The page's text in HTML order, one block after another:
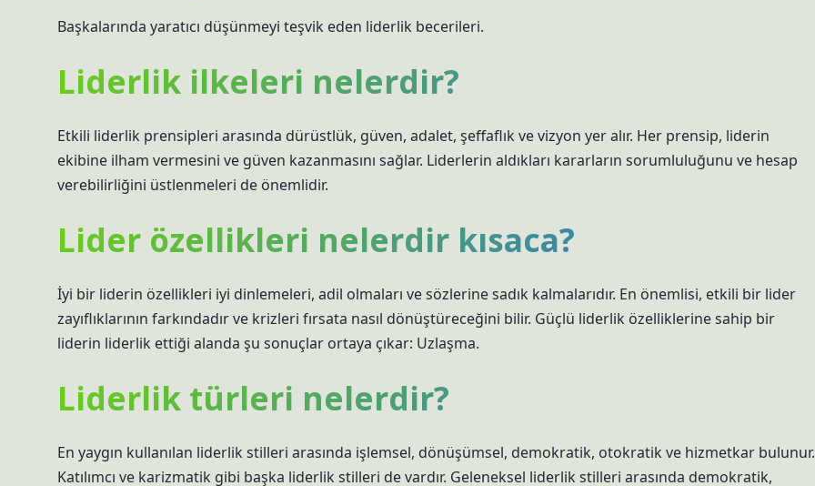
Başkalarında yaratıcı düşünmeyi teşvik eden liderlik becerileri.
Liderlik ilkeleri nelerdir?
Etkili liderlik prensipleri arasında dürüstlük, güven, adalet, şeffaflık ve vizyon yer alır. Her prensip, liderin
ekibine ilham vermesini ve güven kazanmasını sağlar. Liderlerin aldıkları kararların sorumluluğunu ve hesap
verebilirliğini üstlenmeleri de önemlidir.
Lider özellikleri nelerdir kısaca?
İyi bir liderin özellikleri iyi dinlemeleri, adil olmaları ve sözlerine sadık kalmalarıdır. En önemlisi, etkili bir lider
zayıflıklarının farkındadır ve krizleri fırsata nasıl dönüştüreceğini bilir. Güçlü liderlik özelliklerine sahip bir
liderin liderlik ettiği alanda şu sonuçlar ortaya çıkar: Uzlaşma.
Liderlik türleri nelerdir?
En yaygın kullanılan liderlik stilleri arasında işlemsel, dönüşümsel, demokratik, otokratik ve hizmetkar bulunur.
Katılımcı ve karizmatik gibi başka liderlik stilleri de vardır. Geleneksel liderlik stilleri arasında demokratik,